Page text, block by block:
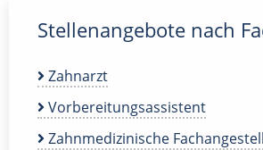
Stellenangebote nach
Zahnarzt
Vorbereitungsassistent
Zahnmedizinische